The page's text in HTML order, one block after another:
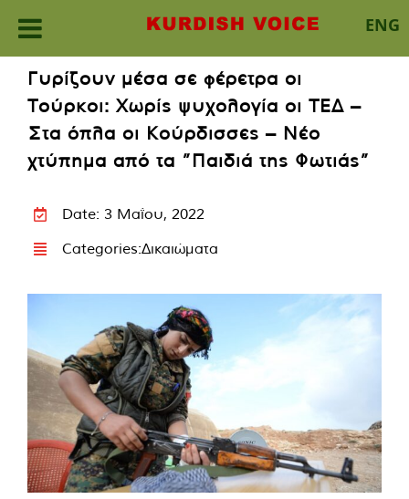
ENG
content
Γυρίζουν μέσα σε φέρετρα οι
Τούρκοι: Χωρίς ψυχολογία οι ΤΕΔ –
Στα όπλα οι Κούρδισσες – Νέο
χτύπημα από τα ”Παιδιά της Φωτιάς”
Date: 3 Μαΐου, 2022
Categories:Δικαιώματα